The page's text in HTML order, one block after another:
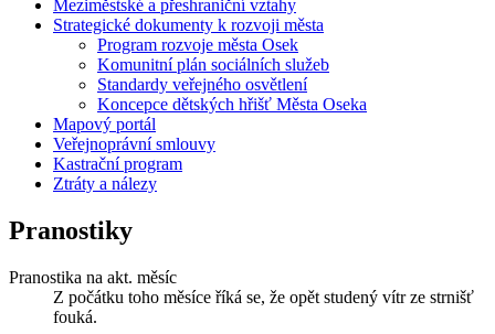
Meziměstské a přeshraniční vztahy
Strategické dokumenty k rozvoji města
Program rozvoje města Osek
Komunitní plán sociálních služeb
Standardy veřejného osvětlení
Koncepce dětských hřišť Města Oseka
Mapový portál
Veřejnoprávní smlouvy
Kastrační program
Ztráty a nálezy
Pranostiky
Pranostika na akt. měsíc
Z počátku toho měsíce říká se, že opět studený vítr ze strnišť
fouká.